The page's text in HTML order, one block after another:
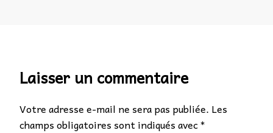
Laisser un commentaire
Votre adresse e-mail ne sera pas publiée. Les
champs obligatoires sont indiqués avec*